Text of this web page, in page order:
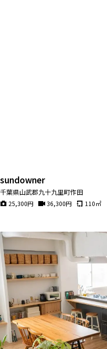
sundowner
千葉県山武郡九十九里町作田
25,300円 36,300円 110㎡